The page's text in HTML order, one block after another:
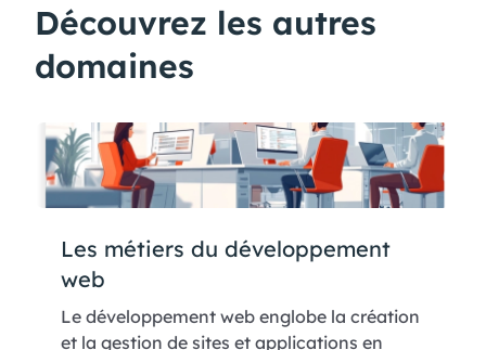
Découvrez les autres
domaines
Les métiers du développement
web
Le développement web englobe la création
et la gestion de sites et applications en